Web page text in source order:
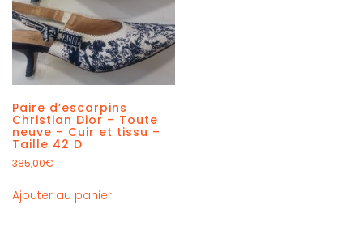
Paire d’escarpins
Christian Dior – Toute
neuve – Cuir et tissu –
Taille 42 D
385,00€
Ajouter au panier